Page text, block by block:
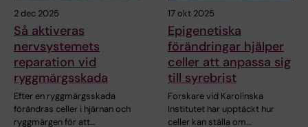
2 dec 2025
Så aktiveras
nervsystemets
reparation vid
ryggmärgsskada
Efter en ryggmärgsskada
förändras celler i hjärnan och
ryggmärgen för att…
17 okt 2025
Epigenetiska
förändringar hjälper
celler att anpassa sig
till syrebrist
Forskare vid Karolinska
Institutet har upptäckt hur
celler kan ställa om…